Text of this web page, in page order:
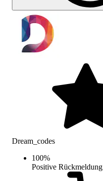
Dream_codes
100%
Positive Rückmeldung